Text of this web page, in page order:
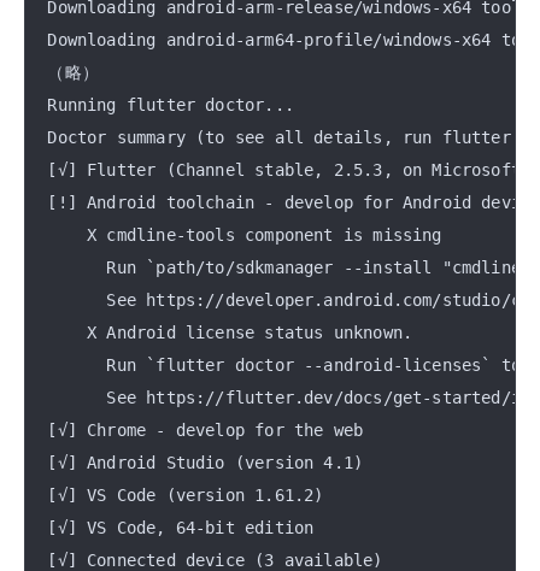
Downloading android-arm-release/windows-x64
Downloading android-arm64-profile/windows-
（略）
Running flutter doctor...
Doctor summary (to see all details, run flutter
[√] Flutter (Channel stable, 2.5.3, on Microsoft
[!] Android toolchain - develop for Android
    X cmdline-tools component is missing
Run `path/to/sdkmanager --install "cmdline-
See https://developer.android.com/studio/
    X Android license status unknown.
Run `flutter doctor --android-licenses` to
See https://flutter.dev/docs/get-started/
[√] Chrome - develop for the web
[√] Android Studio (version 4.1)
[√] VS Code (version 1.61.2)
[√] VS Code, 64-bit edition
[√] Connected device (3 available)